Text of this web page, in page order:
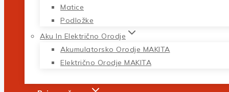
Matice
Podložke
Aku In Električno Orodje
Akumulatorsko Orodje MAKITA
Električno Orodje MAKITA